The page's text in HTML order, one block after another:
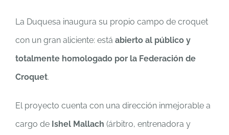
La Duquesa inaugura su propio campo de croquet
con un gran aliciente: está abierto al público y
totalmente homologado por la Federación de
Croquet.
El proyecto cuenta con una dirección inmejorable a
cargo de Ishel Mallach (árbitro, entrenadora y